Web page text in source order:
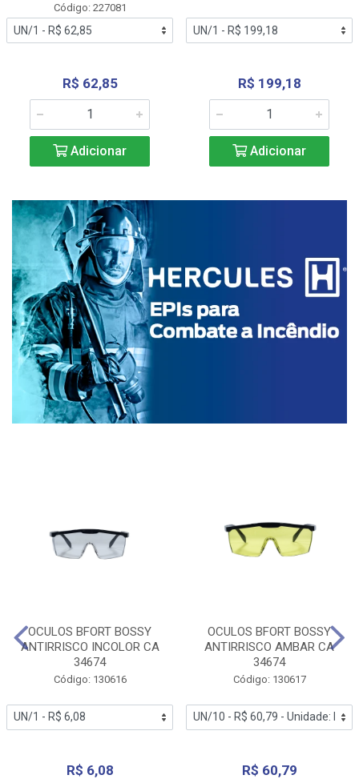
Código: 227081
R$ 62,85
Adicionar
R$ 199,18
Adicionar
OCULOS BFORT BOSSY
ANTIRRISCO INCOLOR CA
34674
Código: 130616
R$ 6,08
OCULOS BFORT BOSSY
ANTIRRISCO AMBAR CA
34674
Código: 130617
R$ 60,79